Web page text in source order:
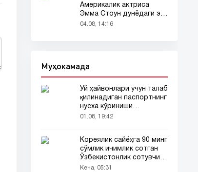
Америкалик актриса
Эмма Стоун дунёдаги энг
гўзал аёл деб топилди!
04.08, 14:16
Муҳокамада
Уй ҳайвонлари учун талаб
қилинадиган паспортнинг
нусха кўриниши
тармоқларда тарқалди
01.08, 19:42
Кореялик сайёҳга 90 минг
сўмлик ичимлик сотган
Ўзбекистонлик сотувчи
Корея телевидениясида
Кеча, 05:31